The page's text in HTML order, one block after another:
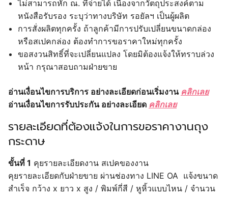
ไม่สามารถหัก ณ. ที่จ่ายได้ เนื่องจากวัตถุประสงค์ตาม
หนังสือรับรอง ระบุว่าทางบริษัท รอยัลฯ เป็นผู้ผลิต
การสั่งผลิตทุกครั้ง ถ้าลูกค้ามีการปรับเปลี่ยนขนาดกล่อง
หรือสเปคกล่อง ต้องทำการขอราคาใหม่ทุกครั้ง
ขอสงวนสิทธิ์ที่จะเปลี่ยนแปลง โดยมิต้องแจ้งให้ทราบล่วง
หน้า กรุณาสอบถามฝ่ายขาย
อ่านเงื่อนไขการบริการ อย่างละเอียดก่อนเริ่มงาน คลิกเลย
อ่านเงื่อนไขการรับประกัน อย่างละเอียด คลิกเลย
รายละเอียดที่ต้องแจ้งในการขอราคางานถุง
กระดาษ
ขั้นที่ 1 คุยรายละเอียดงาน สเปคของงาน
คุยรายละเอียดกับฝ่ายขาย ผ่านช่องทาง LINE OA แจ้งขนาด
สำเร็จ กว้าง x ยาว x สูง / พิมพ์กี่สี / หูหิ้วแบบไหน / จำนวน